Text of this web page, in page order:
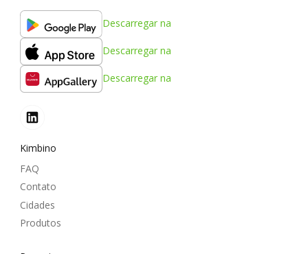
Descarregar na
Descarregar na
Descarregar na
Kimbino
FAQ
Contato
Cidades
Produtos